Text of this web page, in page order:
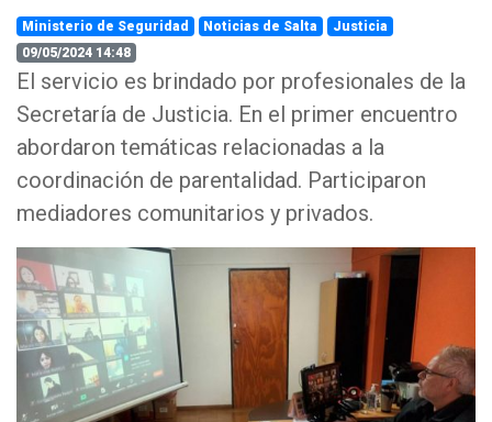
Ministerio de Seguridad Noticias de Salta
Justicia
09/05/2024 14:48
El servicio es brindado por profesionales de la
Secretaría de Justicia. En el primer encuentro
abordaron temáticas relacionadas a la
coordinación de parentalidad. Participaron
mediadores comunitarios y privados.